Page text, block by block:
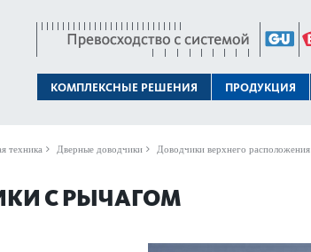
КОМПЛЕКСНЫЕ РЕШЕНИЯ ПРОДУКЦИЯ
техника Дверные доводчики Доводчики верхнего расположения
С РЫЧАГОМ